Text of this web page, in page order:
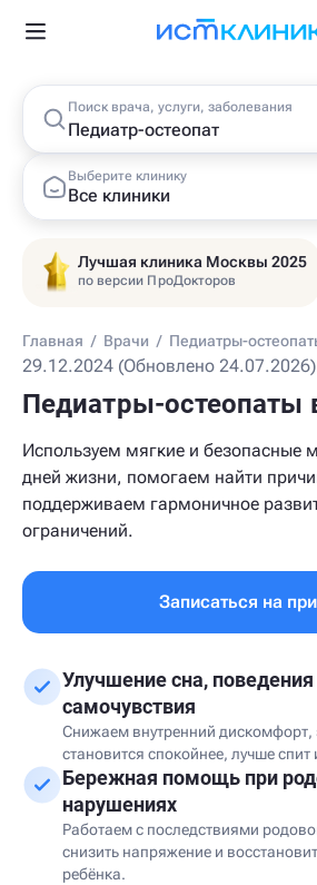
Поиск врача, услуги, заболевания
Выберите клинику
Все клиники
Лучшая клиника Москвы 2025
по версии ПроДокторов
Главная / Врачи / Педиатры-
29.12.2024 (Обновлено 24.07.2026)
Педиатры-остеопаты
Используем мягкие и безопасные
дней жизни, помогаем найти
поддерживаем гармоничное
ограничений.
Записаться на
Улучшение сна,
самочувствия
Снижаем внутренний дискомфорт,
становится спокойнее, лучше спит
Бережная помощь при
нарушениях
Работаем с последствиями
снизить напряжение и
ребёнка.